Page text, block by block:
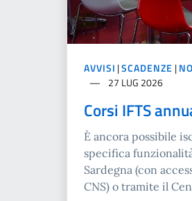
AVVISI |SCADENZE |
27 LUG 2026
Corsi IFTS
È ancora possibile
specifica
Sardegna (con
CNS) o tramite il